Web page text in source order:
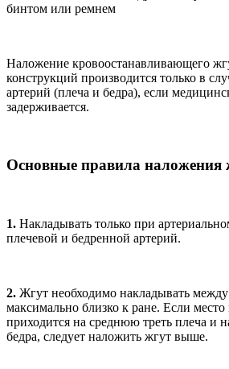
бинтом или ремнем
Наложение кровоостанавливающего
конструкций производится только в
артерий (плеча и бедра), если
задерживается.
Основные правила наложения
1. Накладывать только при
плечевой и бедренной артерий.
2. Жгут необходимо накладывать
максимально близко к ране. Если
приходится на среднюю треть плеча и
бедра, следует наложить жгут выше.